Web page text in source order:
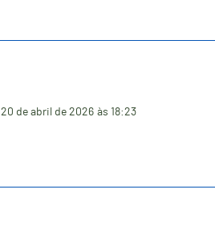
20 de abril de 2026 às 18:23